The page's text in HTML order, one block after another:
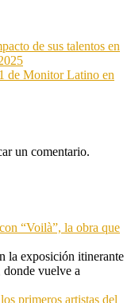
de sus talentos en
de Monitor Latino en
un comentario.
“Voilà”, la obra que
la exposición itinerante
vuelve a
primeros artistas del